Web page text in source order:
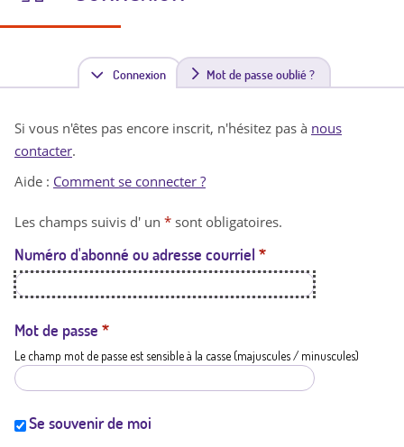
Connexion(
n
t
a
t
i
Mot de passe oublié ?
Si vous n'êtes pas encore inscrit, n'hésitez pas à nous
contacter.
Aide : Comment se connecter ?
Les champs suivis d' un * sont obligatoires.
Numéro d'abonné ou adresse courriel *
Mot de passe *
Le champ mot de passe est sensible à la casse (majuscules / minuscules)
Se souvenir de moi